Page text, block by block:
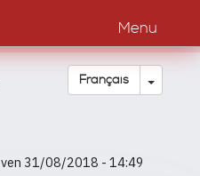
Menu
Français Toggle
ven 31/08/2018 - 14:49